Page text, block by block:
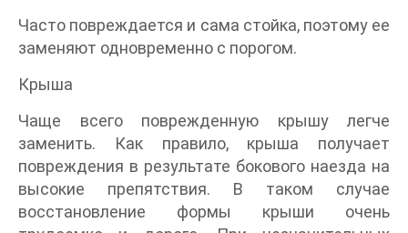
Часто повреждается и сама стойка, поэтому ее
заменяют одновременно с порогом.
Крыша
Чаще всего поврежденную крышу легче
заменить. Как правило, крыша получает
повреждения в результате бокового наезда на
высокие препятствия. В таком случае
восстановление формы крыши очень